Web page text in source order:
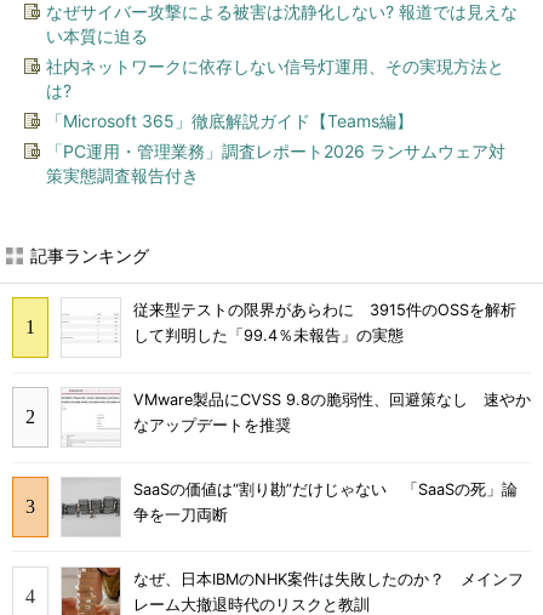
なぜサイバー攻撃による被害は沈静化しない? 報道では見えな
い本質に迫る
社内ネットワークに依存しない信号灯運用、その実現方法と
は?
「Microsoft 365」徹底解説ガイド【Teams編】
「PC運用・管理業務」調査レポート2026 ランサムウェア対
策実態調査報告付き
記事ランキング
従来型テストの限界があらわに 3915件のOSSを解析
して判明した「99.4％未報告」の実態
VMware製品にCVSS 9.8の脆弱性、回避策なし 速やか
なアップデートを推奨
SaaSの価値は“割り勘”だけじゃない 「SaaSの死」論
争を一刀両断
なぜ、日本IBMのNHK案件は失敗したのか？ メインフ
レーム大撤退時代のリスクと教訓